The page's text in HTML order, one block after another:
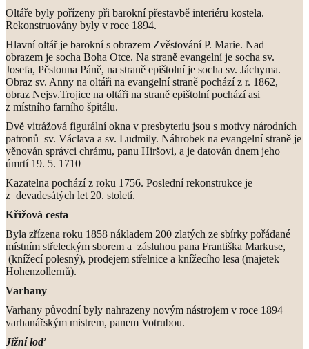
Oltáře byly pořízeny při barokní přestavbě interiéru kostela.
Rekonstruovány byly v roce 1894.
Hlavní oltář je barokní s obrazem Zvěstování P. Marie. Nad
obrazem je socha Boha Otce. Na straně evangelní je socha sv.
Josefa, Pěstouna Páně, na straně epištolní je socha sv. Jáchyma.
Obraz sv. Anny na oltáři na evangelní straně pochází z r. 1862,
obraz Nejsv.Trojice na oltáři na straně epištolní pochází asi
z místního farního špitálu.
Dvě vitrážová figurální okna v presbyteriu jsou s motivy národních
patronů sv. Václava a sv. Ludmily. Náhrobek na evangelní straně je
věnován správci chrámu, panu Hiršovi, a je datován dnem jeho
úmrtí 19. 5. 1710
Kazatelna pochází z roku 1756. Poslední rekonstrukce je
z devadesátých let 20. století.
Křížová cesta
Byla zřízena roku 1858 nákladem 200 zlatých ze sbírky pořádané
místním střeleckým sborem a zásluhou pana Františka Markuse,
(knížecí polesný), prodejem střelnice a knížecího lesa (majetek
Hohenzollernů).
Varhany
Varhany původní byly nahrazeny novým nástrojem v roce 1894
varhanářským mistrem, panem Votrubou.
Jižní loď